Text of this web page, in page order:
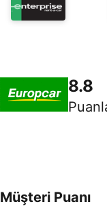
8.8
Müşteri Puanı